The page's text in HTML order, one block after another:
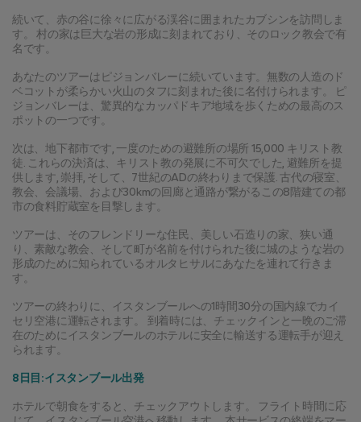
続いて、赤の谷に徐々に広がる渓谷に囲まれたカブシンを訪問しま
す。 村の家は巨大な岩の形成に刻まれており、そのロック教会で有
名です。
あなたのツアーはピジョンバレーに続いています。無数の人造のド
ベコットが柔らかい火山のタフに刻まれた後に名付けられます。 ピ
ジョンバレーは、驚異的なカッパドキア地域を歩くための最高のス
ポットの一つです。
次は、地下都市です, 一度のための避難所の場所 15,000 キリスト教
徒. これらの決済は、キリスト教の発展に不可欠でした, 避難所を提
供します, 崇拝, そして、7世紀のADの終わりまで保護. 古代の寝室、
教会、会議場、および30kmの回廊と通路が繋がるこの8階建ての都
市の食料貯蔵室を目撃します。
ツアーは、そのフレンドリーな住民、美しい石造りの家、狭い通
り、素敵な教会、そして町が名前を付けられた後に城のような岩の
形成のために知られているオルタヒサルにあなたを連れて行きま
す。
ツアーの終わりに、イスタンブールへの1時間30分の国内線でカイ
セリ空港に運転されます。 到着時には、チェックインと一晩のご滞
在のためにイスタンブールのホテルに安全に輸送する運転手が迎え
られます。
8日目:イスタンブール出発
ホテルで朝食をすると、チェックアウトします。 フライト時間に応